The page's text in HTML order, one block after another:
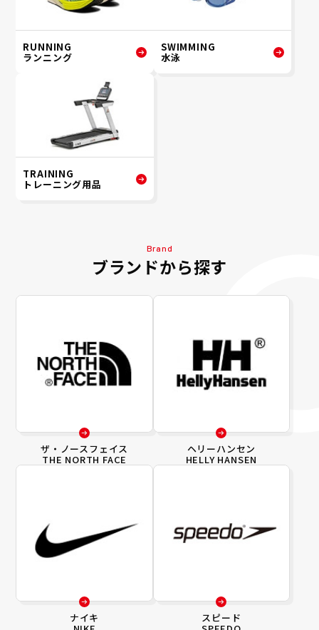
RUNNING
ランニング
SWIMMING
水泳
TRAINING
トレーニング用品
Brand
ブランドから探す
ザ・ノースフェイス
THE NORTH FACE
ヘリーハンセン
HELLY HANSEN
ナイキ スピード